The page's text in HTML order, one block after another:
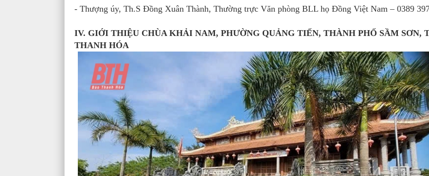
- Thượng úy, Th.S Đồng Xuân Thành, Thường trực Văn phòng BLL họ Đồng Việt Nam – 0389
IV. GIỚI THIỆU CHÙA KHẢI NAM, PHƯỜNG QUẢNG TIẾN, THÀNH PHỐ SẦM SƠN,
THANH HÓA